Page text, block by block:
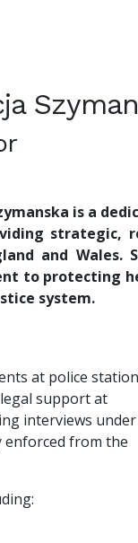
is a
strategic,
and
to protecting
system.
at police
support at
interviews under
enforced from the